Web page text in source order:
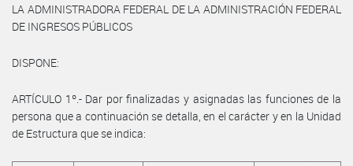
LA ADMINISTRADORA FEDERAL DE LA ADMINISTRACIÓN FEDERAL
DE INGRESOS PÚBLICOS
DISPONE:
ARTÍCULO 1º.- Dar por finalizadas y asignadas las funciones de la
persona que a continuación se detalla, en el carácter y en la Unidad
de Estructura que se indica: